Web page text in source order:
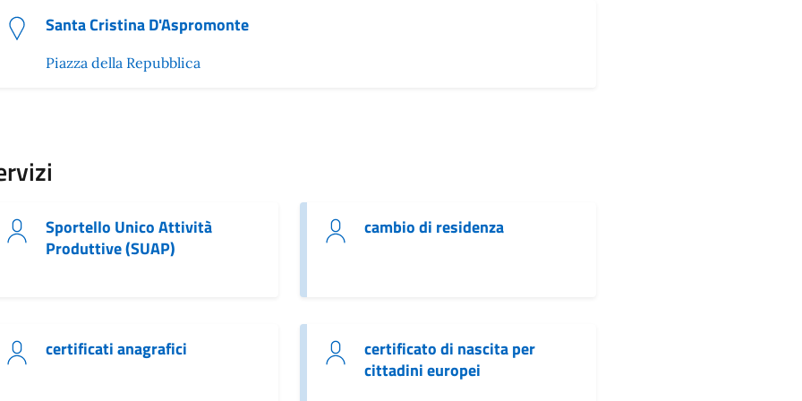
Santa Cristina D'Aspromonte
Piazza della Repubblica
Sportello Unico Attività
Produttive (SUAP)
cambio di residenza
certificati anagrafici
certificato di nascita per
cittadini europei